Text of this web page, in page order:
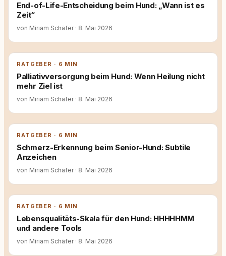
End-of-Life-Entscheidung beim Hund: „Wann ist es
Zeit“
von Miriam Schäfer · 8. Mai 2026
RATGEBER · 6 MIN
Palliativversorgung beim Hund: Wenn Heilung nicht
mehr Ziel ist
von Miriam Schäfer · 8. Mai 2026
RATGEBER · 6 MIN
Schmerz-Erkennung beim Senior-Hund: Subtile
Anzeichen
von Miriam Schäfer · 8. Mai 2026
RATGEBER · 6 MIN
Lebensqualitäts-Skala für den Hund: HHHHHMM
und andere Tools
von Miriam Schäfer · 8. Mai 2026